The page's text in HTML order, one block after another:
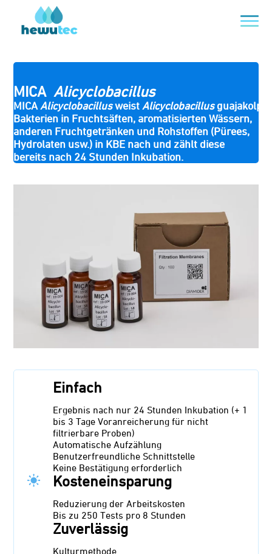
MICA Alicyclobacillus
MICA Alicyclobacillusweist Alicyclobacillus
Bakterien in Fruchtsäften, aromatisierten Wässern,
anderen Fruchtgetränken und Rohstoffen (Pürees,
Hydrolaten usw.) in KBE nach und zählt diese
bereits nach 24 Stunden Inkubation.
Einfach
Ergebnis nach nur 24 Stunden Inkubation (+ 1
bis 3 Tage Voranreicherung für nicht
filtrierbare Proben)
Automatische Aufzählung
Benutzerfreundliche Schnittstelle
Keine Bestätigung erforderlich
Kosteneinsparung
Reduzierung der Arbeitskosten
Bis zu 250 Tests pro 8 Stunden
Zuverlässig
Kulturmethode